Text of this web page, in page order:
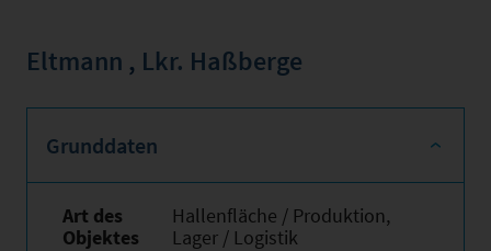
Eltmann , Lkr. Haßberge
Grunddaten
Art des
Objektes
Hallenfläche / Produktion,
Lager / Logistik